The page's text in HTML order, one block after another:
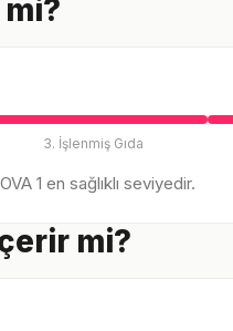
3. İşlenmiş Gıda
1 en sağlıklı seviyedir.
mi?